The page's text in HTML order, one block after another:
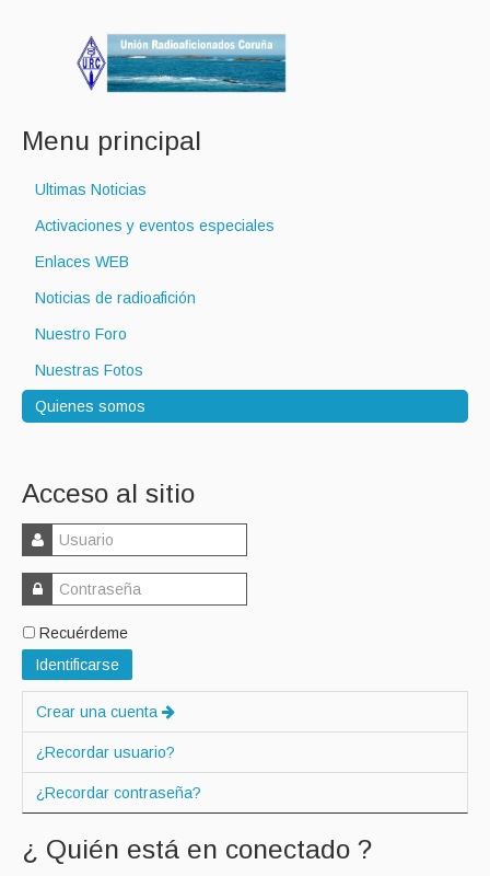
Menu principal
Ultimas Noticias
Activaciones y eventos especiales
Enlaces WEB
Noticias de radioafición
Nuestro Foro
Nuestras Fotos
Quienes somos
Acceso al sitio
Recuérdeme
Identificarse
Crear una cuenta
¿Recordar usuario?
¿Recordar contraseña?
¿ Quién está en conectado ?